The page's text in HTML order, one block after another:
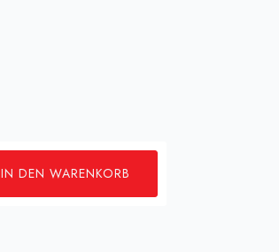
IN DEN WARENKORB